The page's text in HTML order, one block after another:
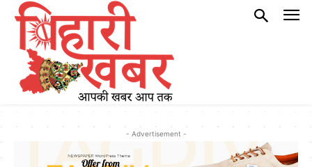
- Advertisement -